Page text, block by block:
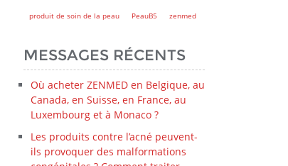
produit de soin de la peau PeauB5 zenmed
MESSAGES RÉCENTS
Où acheter ZENMED en Belgique, au
Canada, en Suisse, en France, au
Luxembourg et à Monaco ?
Les produits contre l’acné peuvent-
ils provoquer des malformations